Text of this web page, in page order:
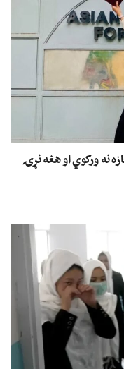
نه ورکوي او هغه نړۍ